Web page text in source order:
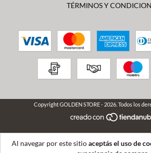
Al navegar por este sitioaceptás el uso de
TÉRMINOS Y
Copyright GOLDEN STORE - 2026. Todos los